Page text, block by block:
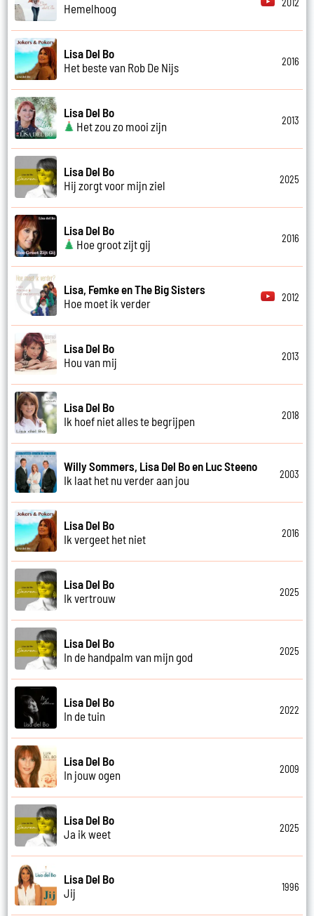
Hemelhoog
2012
Lisa Del Bo
Het beste van Rob De Nijs
2016
Lisa Del Bo
Het zou zo mooi zijn
2013
Lisa Del Bo
Hij zorgt voor mijn ziel
2025
Lisa Del Bo
Hoe groot zijt gij
2016
Lisa, Femke en The Big Sisters
Hoe moet ik verder
2012
Lisa Del Bo
Hou van mij
2013
Lisa Del Bo
Ik hoef niet alles te begrijpen
2018
Willy Sommers, Lisa Del Bo en Luc Steeno
Ik laat het nu verder aan jou
2003
Lisa Del Bo
Ik vergeet het niet
2016
Lisa Del Bo
Ik vertrouw
2025
Lisa Del Bo
In de handpalm van mijn god
2025
Lisa Del Bo
In de tuin
2022
Lisa Del Bo
In jouw ogen
2009
Lisa Del Bo
Ja ik weet
2025
Lisa Del Bo
Jij
1996